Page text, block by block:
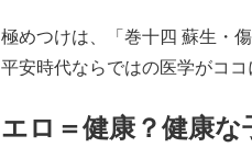
極めつけは、「巻十四 蘇生・
平安時代ならではの医学がココ
エロ＝健康？健康な